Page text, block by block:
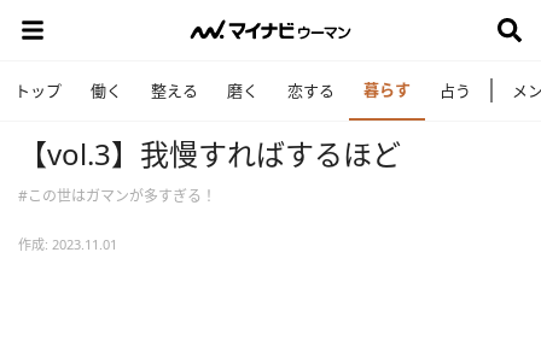
トップ 働く 整える 磨く 恋する 暮らす 占う メ
【vol.3】我慢すればするほど
#この世はガマンが多すぎる！
作成: 2023.11.01